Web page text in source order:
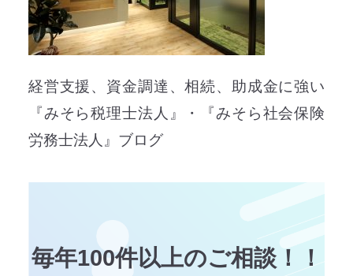
経営支援、資金調達、相続、助成金に強い
『みそら税理士法人』・『みそら社会保険
労務士法人』ブログ
毎年100件以上のご相談！！